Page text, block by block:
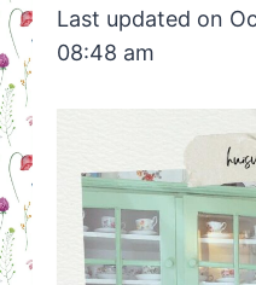
Last updated on
08:48 am